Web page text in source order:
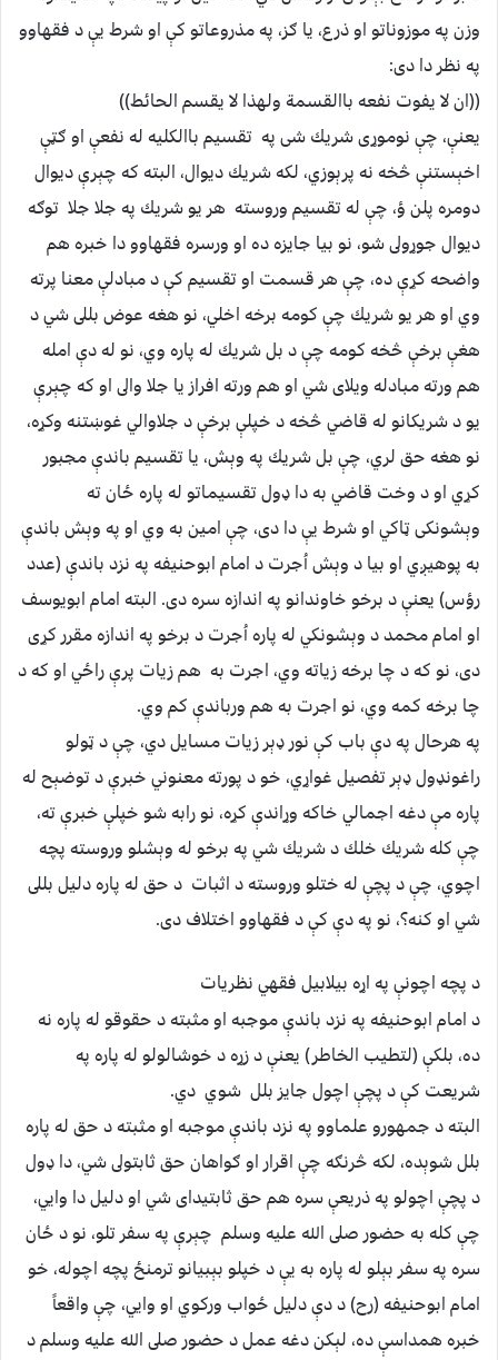
وزن په موزوناتو او ذرع، يا ګز، په مذروعاتو كې او شرط يې د فقهاوو
په نظر دا دى:
((ان لا يفوت نفعه باالقسمة ولهذا لا يقسم الحائط))
يعنې، چې نوموړى شريك شى په تقسيم باالكليه له نفعې او ګټې
اخېستنې څخه نه پرېوزي، لكه شريك ديوال، البته كه چېرې ديوال
دومره پلن ؤ، چې له تقسيم وروسته هر يو شريك په جلا جلا توګه
ديوال جوړولى شو، نو بيا جايزه ده او ورسره فقهاوو دا خبره هم
واضحه كړې ده، چې هر قسمت او تقسيم كې د مبادلې معنا پرته
وي او هر يو شريك چې كومه برخه اخلي، نو هغه عوض بللى شي د
هغې برخې څخه كومه چې د بل شريك له پاره وي، نو له دې امله
هم ورته مبادله ويلاى شي او هم ورته افراز يا جلا والى او كه چېرې
يو د شريكانو له قاضي څخه د خپلې برخې د جلاوالي غوښتنه وكړه،
نو هغه حق لري، چې بل شريك په وېش، يا تقسيم باندې مجبور
كړي او د وخت قاضي به دا ډول تقسيماتو له پاره ځان ته
وېشونكى ټاكي او شرط يې دا دى، چې امين به وي او په وېش باندې
به پوهيږي او بيا د وېش اُجرت د امام ابوحنيفه په نزد باندې (عدد
رؤس) يعنې د برخو خاوندانو په اندازه سره دى. البته امام ابويوسف
او امام محمد د وېشونكي له پاره اُجرت د برخو په اندازه مقرر كړى
دى، نو كه د چا برخه زياته وي، اجرت به هم زيات پرې راځي او كه د
چا برخه كمه وي، نو اجرت به هم ورباندې كم وي.
په هرحال په دې باب كې نور ډېر زيات مسايل دي، چې د ټولو
راغونډول ډېر تفصيل غواړي، خو د پورته معنوني خبرې د توضېح له
پاره مې دغه اجمالي خاكه وړاندې كړه، نو رابه شو خپلې خبرې ته،
چې كله شريك خلك د شريك شي په برخو له وېشلو وروسته پچه
اچوي، چې د پچې له ختلو وروسته د اثبات د حق له پاره دليل بللى
شي او كنه؟، نو په دې كې د فقهاوو اختلاف دى.
د پچه اچونې په اړه بيلابيل فقهي نظريات
د امام ابوحنيفه په نزد باندې موجبه او مثبته د حقوقو له پاره نه
ده، بلكې (لتطيب الخاطر) يعنې د زړه د خوشالولو له پاره په
شريعت كې د پچې اچول جايز بلل شوي دي.
البته د جمهورو علماوو په نزد باندې موجبه او مثبته د حق له پاره
بلل شوېده، لكه څرنګه چې اقرار او ګواهان حق ثابتولى شي، دا ډول
د پچې اچولو په ذريعې سره هم حق ثابتيداى شي او دليل دا وايي،
چې كله به حضور صلى الله عليه وسلم چېرې په سفر تلو، نو د ځان
سره په سفر بېلو له پاره به يې د خپلو بېبيانو ترمنځ پچه اچوله، خو
امام ابوحنيفه (رح) د دې دليل ځواب وركوي او وايي، چې واقعاً
خبره همداسې ده، لېكن دغه عمل د حضور صلى الله عليه وسلم د